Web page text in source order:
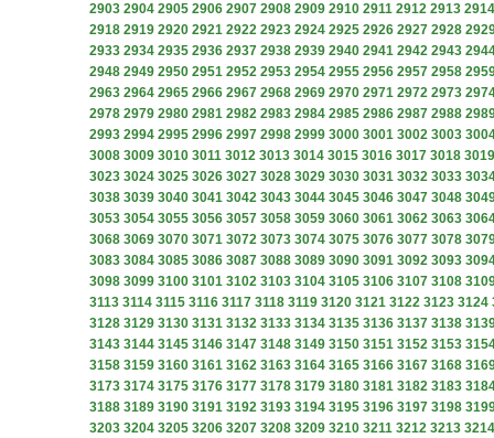
2903 2904 2905 2906 2907 2908 2909 2910 2911 2912 2913 2914
2918 2919 2920 2921 2922 2923 2924 2925 2926 2927 2928
2933 2934 2935 2936 2937 2938 2939 2940 2941 2942 2943
2948 2949 2950 2951 2952 2953 2954 2955 2956 2957 2958
2963 2964 2965 2966 2967 2968 2969 2970 2971 2972 2973
2978 2979 2980 2981 2982 2983 2984 2985 2986 2987 2988
2993 2994 2995 2996 2997 2998 2999 3000 3001 3002 3003
3008 3009 3010 3011 3012 3013 3014 3015 3016 3017 3018 3019
3023 3024 3025 3026 3027 3028 3029 3030 3031 3032 3033
3038 3039 3040 3041 3042 3043 3044 3045 3046 3047 3048
3053 3054 3055 3056 3057 3058 3059 3060 3061 3062 3063
3068 3069 3070 3071 3072 3073 3074 3075 3076 3077 3078
3083 3084 3085 3086 3087 3088 3089 3090 3091 3092 3093
3098 3099 3100 3101 3102 3103 3104 3105 3106 3107 3108
3113 3114 3115 3116 3117 3118 3119 3120 3121 3122 3123 3124
3128 3129 3130 3131 3132 3133 3134 3135 3136 3137 3138
3143 3144 3145 3146 3147 3148 3149 3150 3151 3152 3153
3158 3159 3160 3161 3162 3163 3164 3165 3166 3167 3168
3173 3174 3175 3176 3177 3178 3179 3180 3181 3182 3183
3188 3189 3190 3191 3192 3193 3194 3195 3196 3197 3198
3203 3204 3205 3206 3207 3208 3209 3210 3211 3212 3213 3214